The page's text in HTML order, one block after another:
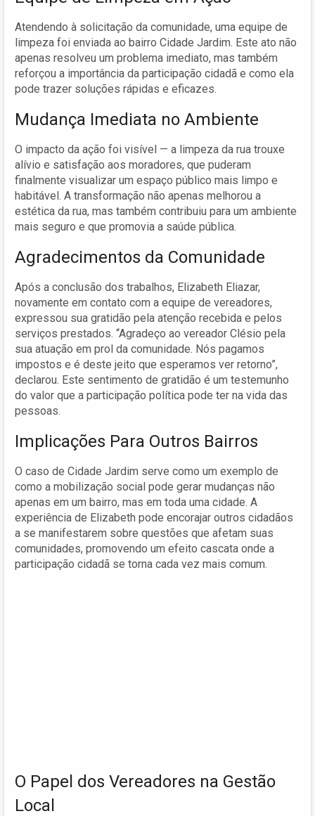
Atendendo à solicitação da comunidade, uma equipe de
limpeza foi enviada ao bairro Cidade Jardim. Este ato não
apenas resolveu um problema imediato, mas também
reforçou a importância da participação cidadã e como ela
pode trazer soluções rápidas e eficazes.
Mudança Imediata no Ambiente
O impacto da ação foi visível — a limpeza da rua trouxe
alívio e satisfação aos moradores, que puderam
finalmente visualizar um espaço público mais limpo e
habitável. A transformação não apenas melhorou a
estética da rua, mas também contribuiu para um ambiente
mais seguro e que promovia a saúde pública.
Agradecimentos da Comunidade
Após a conclusão dos trabalhos, Elizabeth Eliazar,
novamente em contato com a equipe de vereadores,
expressou sua gratidão pela atenção recebida e pelos
serviços prestados. “Agradeço ao vereador Clésio pela
sua atuação em prol da comunidade. Nós pagamos
impostos e é deste jeito que esperamos ver retorno”,
declarou. Este sentimento de gratidão é um testemunho
do valor que a participação política pode ter na vida das
pessoas.
Implicações Para Outros Bairros
O caso de Cidade Jardim serve como um exemplo de
como a mobilização social pode gerar mudanças não
apenas em um bairro, mas em toda uma cidade. A
experiência de Elizabeth pode encorajar outros cidadãos
a se manifestarem sobre questões que afetam suas
comunidades, promovendo um efeito cascata onde a
participação cidadã se torna cada vez mais comum.
O Papel dos Vereadores na Gestão
Local